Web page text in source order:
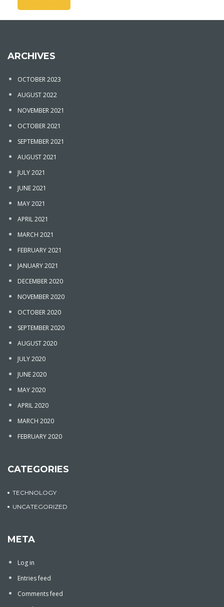
ARCHIVES
OCTOBER 2023
AUGUST 2022
NOVEMBER 2021
OCTOBER 2021
SEPTEMBER 2021
AUGUST 2021
JULY 2021
JUNE 2021
MAY 2021
APRIL 2021
MARCH 2021
FEBRUARY 2021
JANUARY 2021
DECEMBER 2020
NOVEMBER 2020
OCTOBER 2020
SEPTEMBER 2020
AUGUST 2020
JULY 2020
JUNE 2020
MAY 2020
APRIL 2020
MARCH 2020
FEBRUARY 2020
CATEGORIES
TECHNOLOGY
UNCATEGORIZED
META
Log in
Entries feed
Comments feed